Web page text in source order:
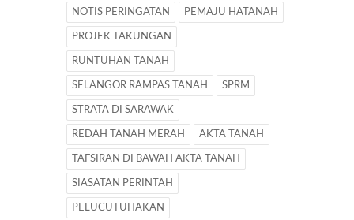
NOTIS PERINGATAN PEMAJU HATANAH
PROJEK TAKUNGAN
RUNTUHAN TANAH
SELANGOR RAMPAS TANAH SPRM
STRATA DI SARAWAK
REDAH TANAH MERAH AKTA TANAH
TAFSIRAN DI BAWAH AKTA TANAH
SIASATAN PERINTAH
PELUCUTUHAKAN